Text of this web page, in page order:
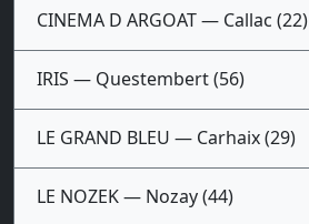
CINEMA D ARGOAT — Callac (22)
IRIS — Questembert (56)
LE GRAND BLEU — Carhaix (29)
LE NOZEK — Nozay (44)